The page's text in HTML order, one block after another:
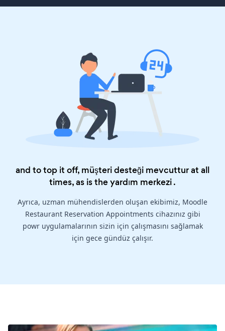
and to top it off, müşteri desteği mevcuttur at all
times, as is theyardım merkezi.
Ayrıca, uzman mühendislerden oluşan ekibimiz, Moodle
Restaurant Reservation Appointments cihazınız gibi
powr uygulamalarının sizin için çalışmasını sağlamak
için gece gündüz çalışır.